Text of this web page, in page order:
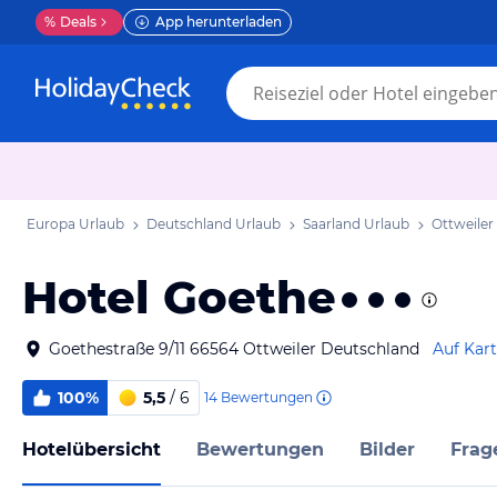
% Deals App herunterladen
Europa Urlaub Deutschland Urlaub Saarland Urlaub Ottweiler
Hotel Goethe
Goethestraße 9/11 66564 Ottweiler Deutschland Auf
100% 5,5 / 6 14 Bewertungen
Hotelübersicht Bewertungen Bilder